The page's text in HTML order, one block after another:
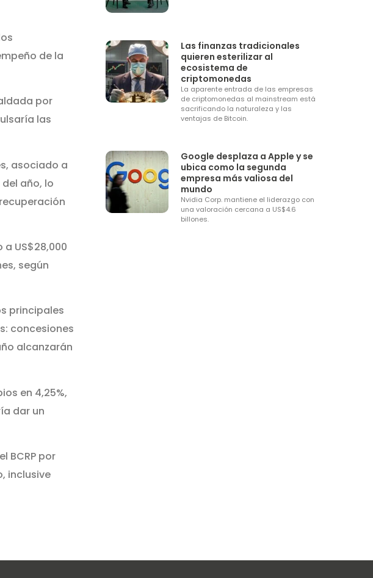
de la
por
las
asociado a
año, lo
US$28,000
según
principales
concesiones
alcanzarán
en 4,25%,
dar un
BCRP por
inclusive
Las finanzas tradicionales
quieren esterilizar al
ecosistema de
criptomonedas
La aparente entrada de las empresas
de criptomonedas al mainstream está
sacrificando la naturaleza y las
ventajas de Bitcoin.
Google desplaza a Apple y se
ubica como la segunda
empresa más valiosa del
mundo
Nvidia Corp. mantiene el liderazgo con
una valoración cercana a US$4.6
billones.